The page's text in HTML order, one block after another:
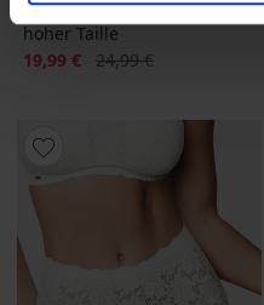
Klassischer Slip Evia mit
hoher Taille
Rabatt
19,99 € Alter Preis
24,99 €